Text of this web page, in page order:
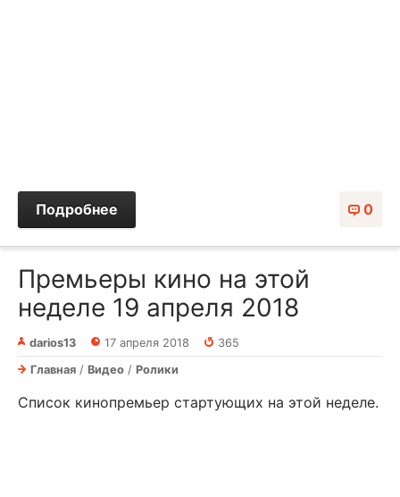
0
Подробнее
Премьеры кино на этой
неделе 19 апреля 2018
darios13 17 апреля 2018
365
Главная / Видео / Ролики
Список кинопремьер стартующих на этой неделе.